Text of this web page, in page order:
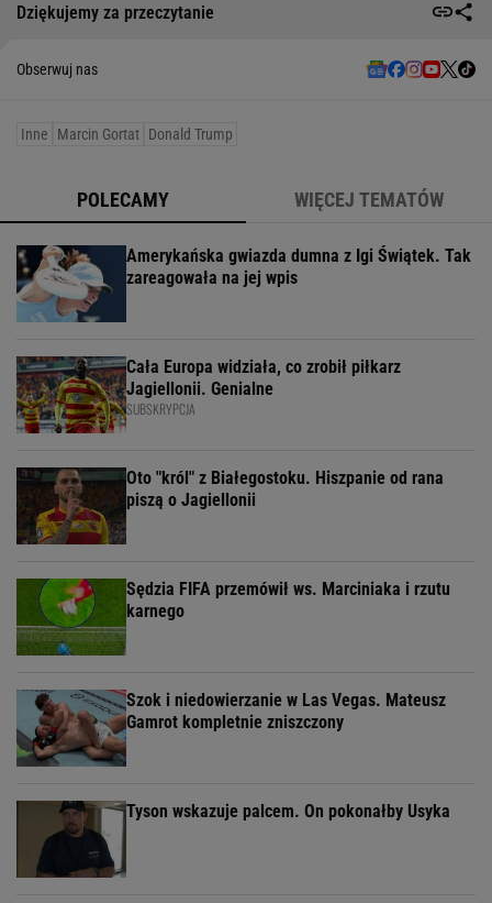
Dziękujemy za przeczytanie
Obserwuj nas
Inne Marcin Gortat Donald Trump
POLECAMY WIĘCEJ TEMATÓW
Amerykańska gwiazda dumna z Igi Świątek. Tak
zareagowała na jej wpis
Cała Europa widziała, co zrobił piłkarz
Jagiellonii. Genialne
SUBSKRYPCJA
Oto "król" z Białegostoku. Hiszpanie od rana
piszą o Jagiellonii
Sędzia FIFA przemówił ws. Marciniaka i rzutu
karnego
Szok i niedowierzanie w Las Vegas. Mateusz
Gamrot kompletnie zniszczony
Tyson wskazuje palcem. On pokonałby Usyka